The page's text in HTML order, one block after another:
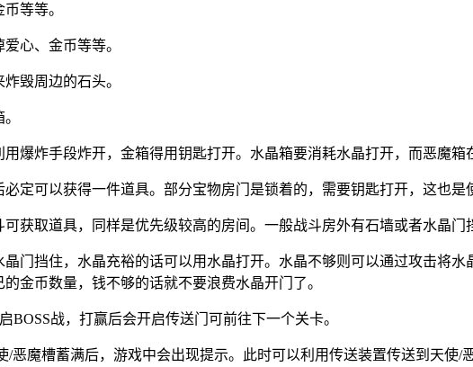
等等。
心、金币等等。
毁周边的石头。
爆炸手段炸开，金箱得用钥匙打开。水晶箱要消耗水晶打开，而恶魔箱
定可以获得一件道具。部分宝物房门是锁着的，需要钥匙打开，这也是
获取道具，同样是优先级较高的房间。一般战斗房外有石墙或者水晶门
门挡住，水晶充裕的话可以用水晶打开。水晶不够则可以通过攻击将
金币数量，钱不够的话就不要浪费水晶开门了。
战，打赢后会开启传送门可前往下一个关卡。
恶魔槽蓄满后，游戏中会出现提示。此时可以利用传送装置传送到天使/